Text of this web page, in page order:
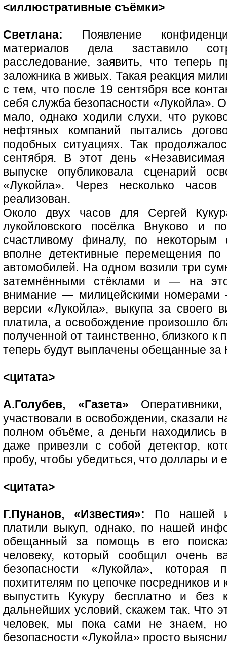
<иллюстративные съёмки>
Светлана: Появление
материалов дела заставило
расследование, заявить, что теперь
заложника в живых. Такая реакция
с тем, что после 19 сентября все
себя служба безопасности «Лукойла».
мало, однако ходили слухи, что
нефтяных компаний пытались
подобных ситуациях. Так
сентября. В этот день
выпуске опубликовала сценарий
«Лукойла». Через несколько
реализован.
Около двух часов для Сергей
лукойловского посёлка Внуково и
счастливому финалу, по некоторым
вполне детективные перемещения
автомобилей. На одном возили три
затемнёнными стёклами и — на
внимание — милицейскими
версии «Лукойла», выкупа за своего
платила, а освобождение произошло
полученной от таинственно, близкого
теперь будут выплачены обещанные за
<цитата>
А.Голубев, «Газета»
участвовали в освобождении, сказали
полном объёме, а деньги находились
даже привезли с собой детектор,
пробу, чтобы убедиться, что доллары и
<цитата>
Г.Пунанов, «Известия»: По нашей
платили выкуп, однако, по нашей
обещанный за помощь в его
человеку, который сообщил очень
безопасности «Лукойла»,
похитителям по цепочке посредников и
выпустить Кукуру бесплатно и без
дальнейших условий, скажем так. Что
человек, мы пока сами не знаем,
безопасности «Лукойла» просто